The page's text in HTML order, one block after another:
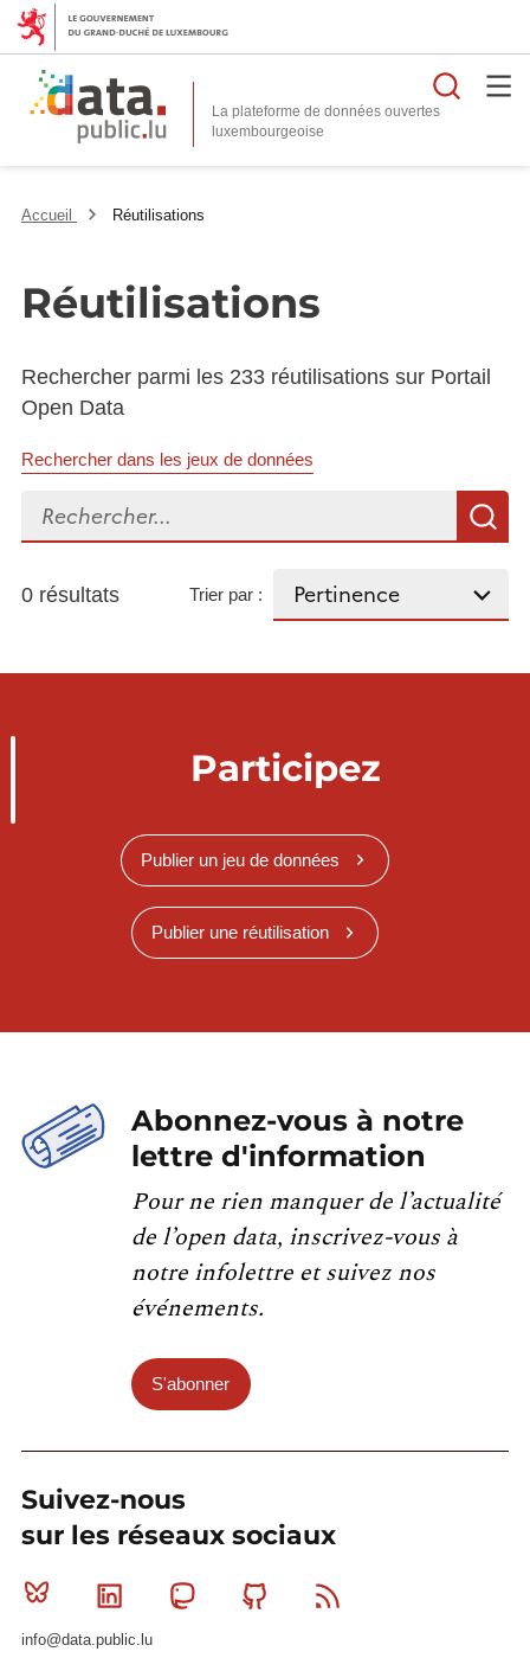
La plateforme de données ouvertes
Accueil Réutilisations
Réutilisations
Rechercher parmi les 233 réutilisations sur Portail
Open Data
Rechercher dans les jeux de données
Rechercher...
0 résultats Trier par :
Participez
Publier un jeu de données
Publier une réutilisation
Abonnez-vous à notre
lettre d'information
Pour ne rien manquer de l’actualité
de l’open data, inscrivez-vous à
notre infolettre et suivez nos
événements.
S'abonner
Suivez-nous
sur les réseaux sociaux
Bluesky Linkedin MastodonGithub
info@data.public.lu